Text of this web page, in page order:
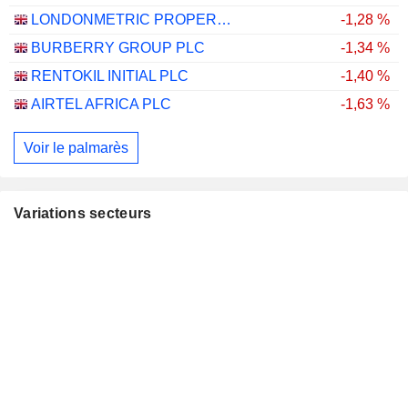
LONDONMETRIC PROPERTY PLC
-1,28 %
BURBERRY GROUP PLC
-1,34 %
RENTOKIL INITIAL PLC
-1,40 %
AIRTEL AFRICA PLC
-1,63 %
Voir le palmarès
Variations secteurs